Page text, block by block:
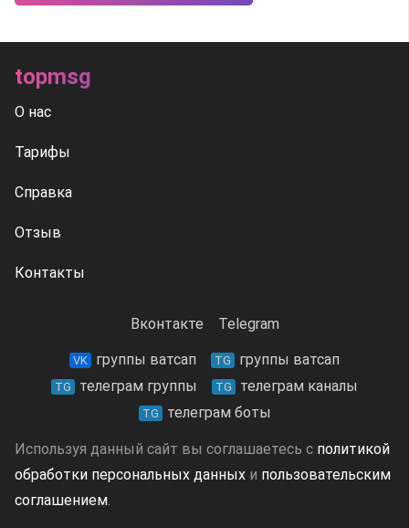
topmsg
О нас
Тарифы
Справка
Отзыв
Контакты
Вконтакте Telegram
VK группы ватсап TG группы ватсап
TG телеграм группы TG телеграм каналы
TG телеграм боты
Используя данный сайт вы соглашаетесь с политикой
обработки персональных данных и пользовательским
соглашением.